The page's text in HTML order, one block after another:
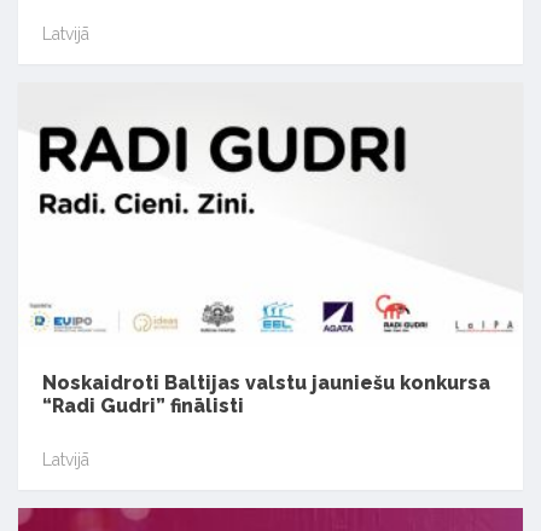
Latvijā
Noskaidroti Baltijas valstu jauniešu konkursa
“Radi Gudri” finālisti
Latvijā